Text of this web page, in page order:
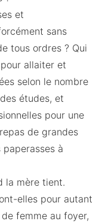
et
sans
tous ordres ? Qui
allaiter et
selon le nombre
études, et
pour une
de grandes
à
la mère tient.
elles pour autant
femme au foyer,